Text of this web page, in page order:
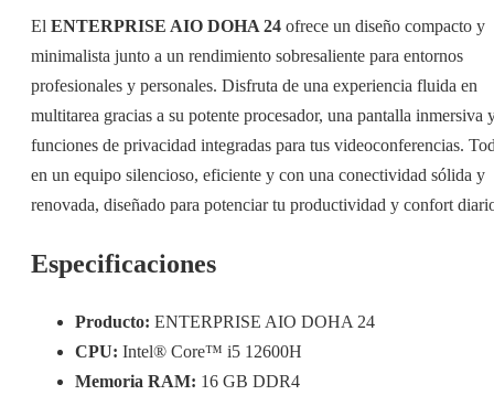
El ENTERPRISE AIO DOHA 24 ofrece un diseño compacto y
minimalista junto a un rendimiento sobresaliente para entornos
profesionales y personales. Disfruta de una experiencia fluida en
multitarea gracias a su potente procesador, una pantalla inmersiva
funciones de privacidad integradas para tus videoconferencias.
en un equipo silencioso, eficiente y con una conectividad sólida y
renovada, diseñado para potenciar tu productividad y confort
Especificaciones
Producto: ENTERPRISE AIO DOHA 24
CPU: Intel® Core™ i5 12600H
Memoria RAM: 16 GB DDR4